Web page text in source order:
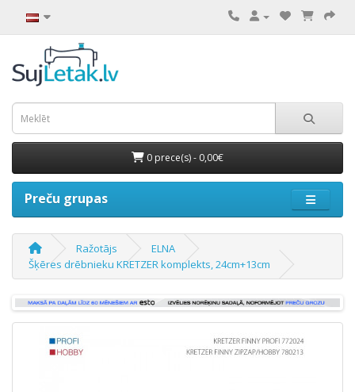
0 prece(s) - 0,00€
Preču grupas
Ražotājs
ELNA
Šķēres drēbnieku KRETZER komplekts, 24cm+13cm